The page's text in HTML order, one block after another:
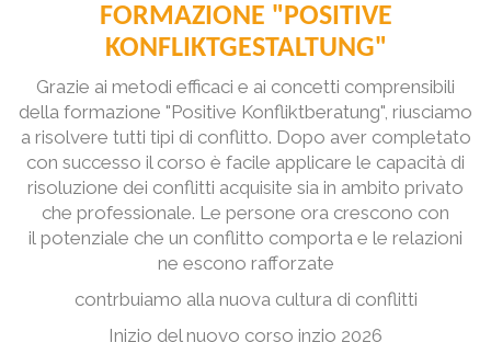
FORMAZIONE "POSITIVE
KONFLIKTGESTALTUNG"
Grazie ai metodi efficaci e ai concetti comprensibili
della formazione "Positive Konfliktberatung", riusciamo
a risolvere tutti tipi di conflitto. Dopo aver completato
con successo il corso è facile applicare le capacità di
risoluzione dei conflitti acquisite sia in ambito privato
che professionale. Le persone ora crescono con
il potenziale che un conflitto comporta e le relazioni
ne escono rafforzate
contrbuiamo alla nuova cultura di conflitti
Inizio del nuovo corso inzio 2026